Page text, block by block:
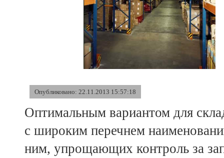
Опубликовано: 22.11.2013 15:57:18
Оптимальным вариантом для
с широким перечнем
ним, упрощающих контроль за